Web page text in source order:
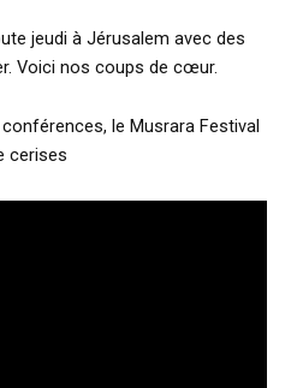
jeudi à Jérusalem avec des
Voici nos coups de cœur.
le Musrara Festival
cerises